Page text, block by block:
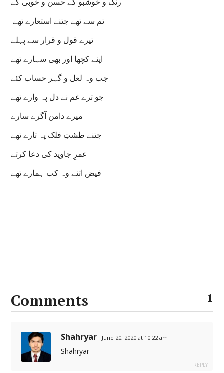
تم سے تھے جتنے استعارے تھے
تیرے قول و قرار سے پہلے
اپنے کچھا اور بھی سہارے تھے
جب وہ لعل و گہر حساب کئے
جو ترے غم نے دل پہ وارے تھے
میرے دامن آگرے سارے
جتنے طشتِ فلک پہ تارے تھے
عمرِ جاوید کی دعا کرتے
فیض اتنے وہ کب ہمارے تھے
Comments 1
Shahryar June 20, 2020 at 10:22 am
Shahryar
REPLY